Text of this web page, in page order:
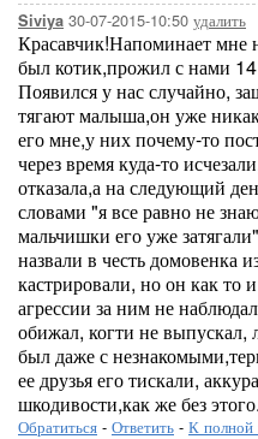
Siviya 30-07-2015-10:50 удалить
Красавчик!Напоминает
был котик,прожил с нами
Появился у нас случайно,
тягают малыша,он уже
его мне,у них почему-то
через время куда-то
отказала,а на следующий
словами "я все равно не
мальчишки его уже
назвали в честь домовенка
кастрировали, но он как то
агрессии за ним не
обижал, когти не
был даже с
ее друзья его тискали,
шкодивости,как же без этого.
Обратиться - Ответить - К полной